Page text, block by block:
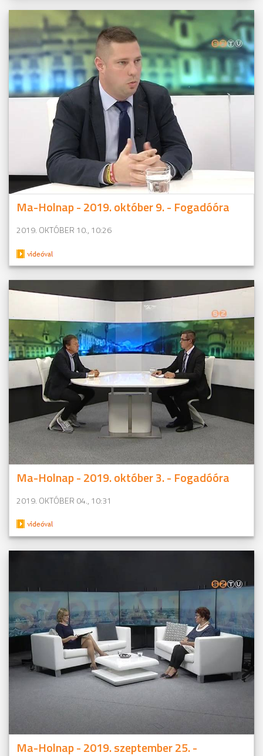
Ma-Holnap - 2019. október 9. - Fogadóóra
2019. OKTÓBER 10., 10:26
Ma-Holnap - 2019. október 3. - Fogadóóra
2019. OKTÓBER 04., 10:31
Ma-Holnap - 2019. szeptember 25. -